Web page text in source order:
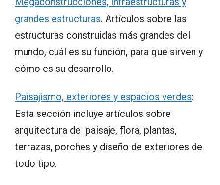
grandes estructuras. Artículos sobre las
estructuras construidas más grandes del
mundo, cuál es su función, para qué sirven y
cómo es su desarrollo.
Paisajismo, exteriores y espacios verdes:
Esta sección incluye artículos sobre
arquitectura del paisaje, flora, plantas,
terrazas, porches y diseño de exteriores de
todo tipo.